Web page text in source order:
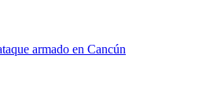
armado en Cancún